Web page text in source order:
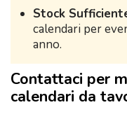
Stock
calendari per
anno.
Contattaci per
calendari da